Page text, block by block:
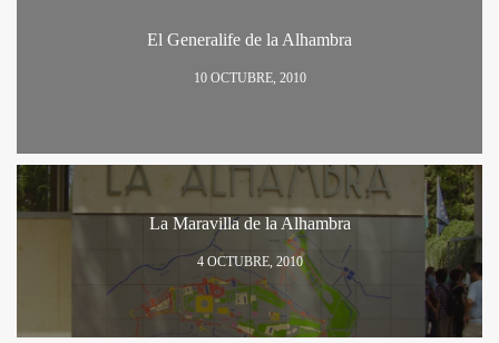
El Generalife de la Alhambra
10 OCTUBRE, 2010
La Maravilla de la Alhambra
4 OCTUBRE, 2010